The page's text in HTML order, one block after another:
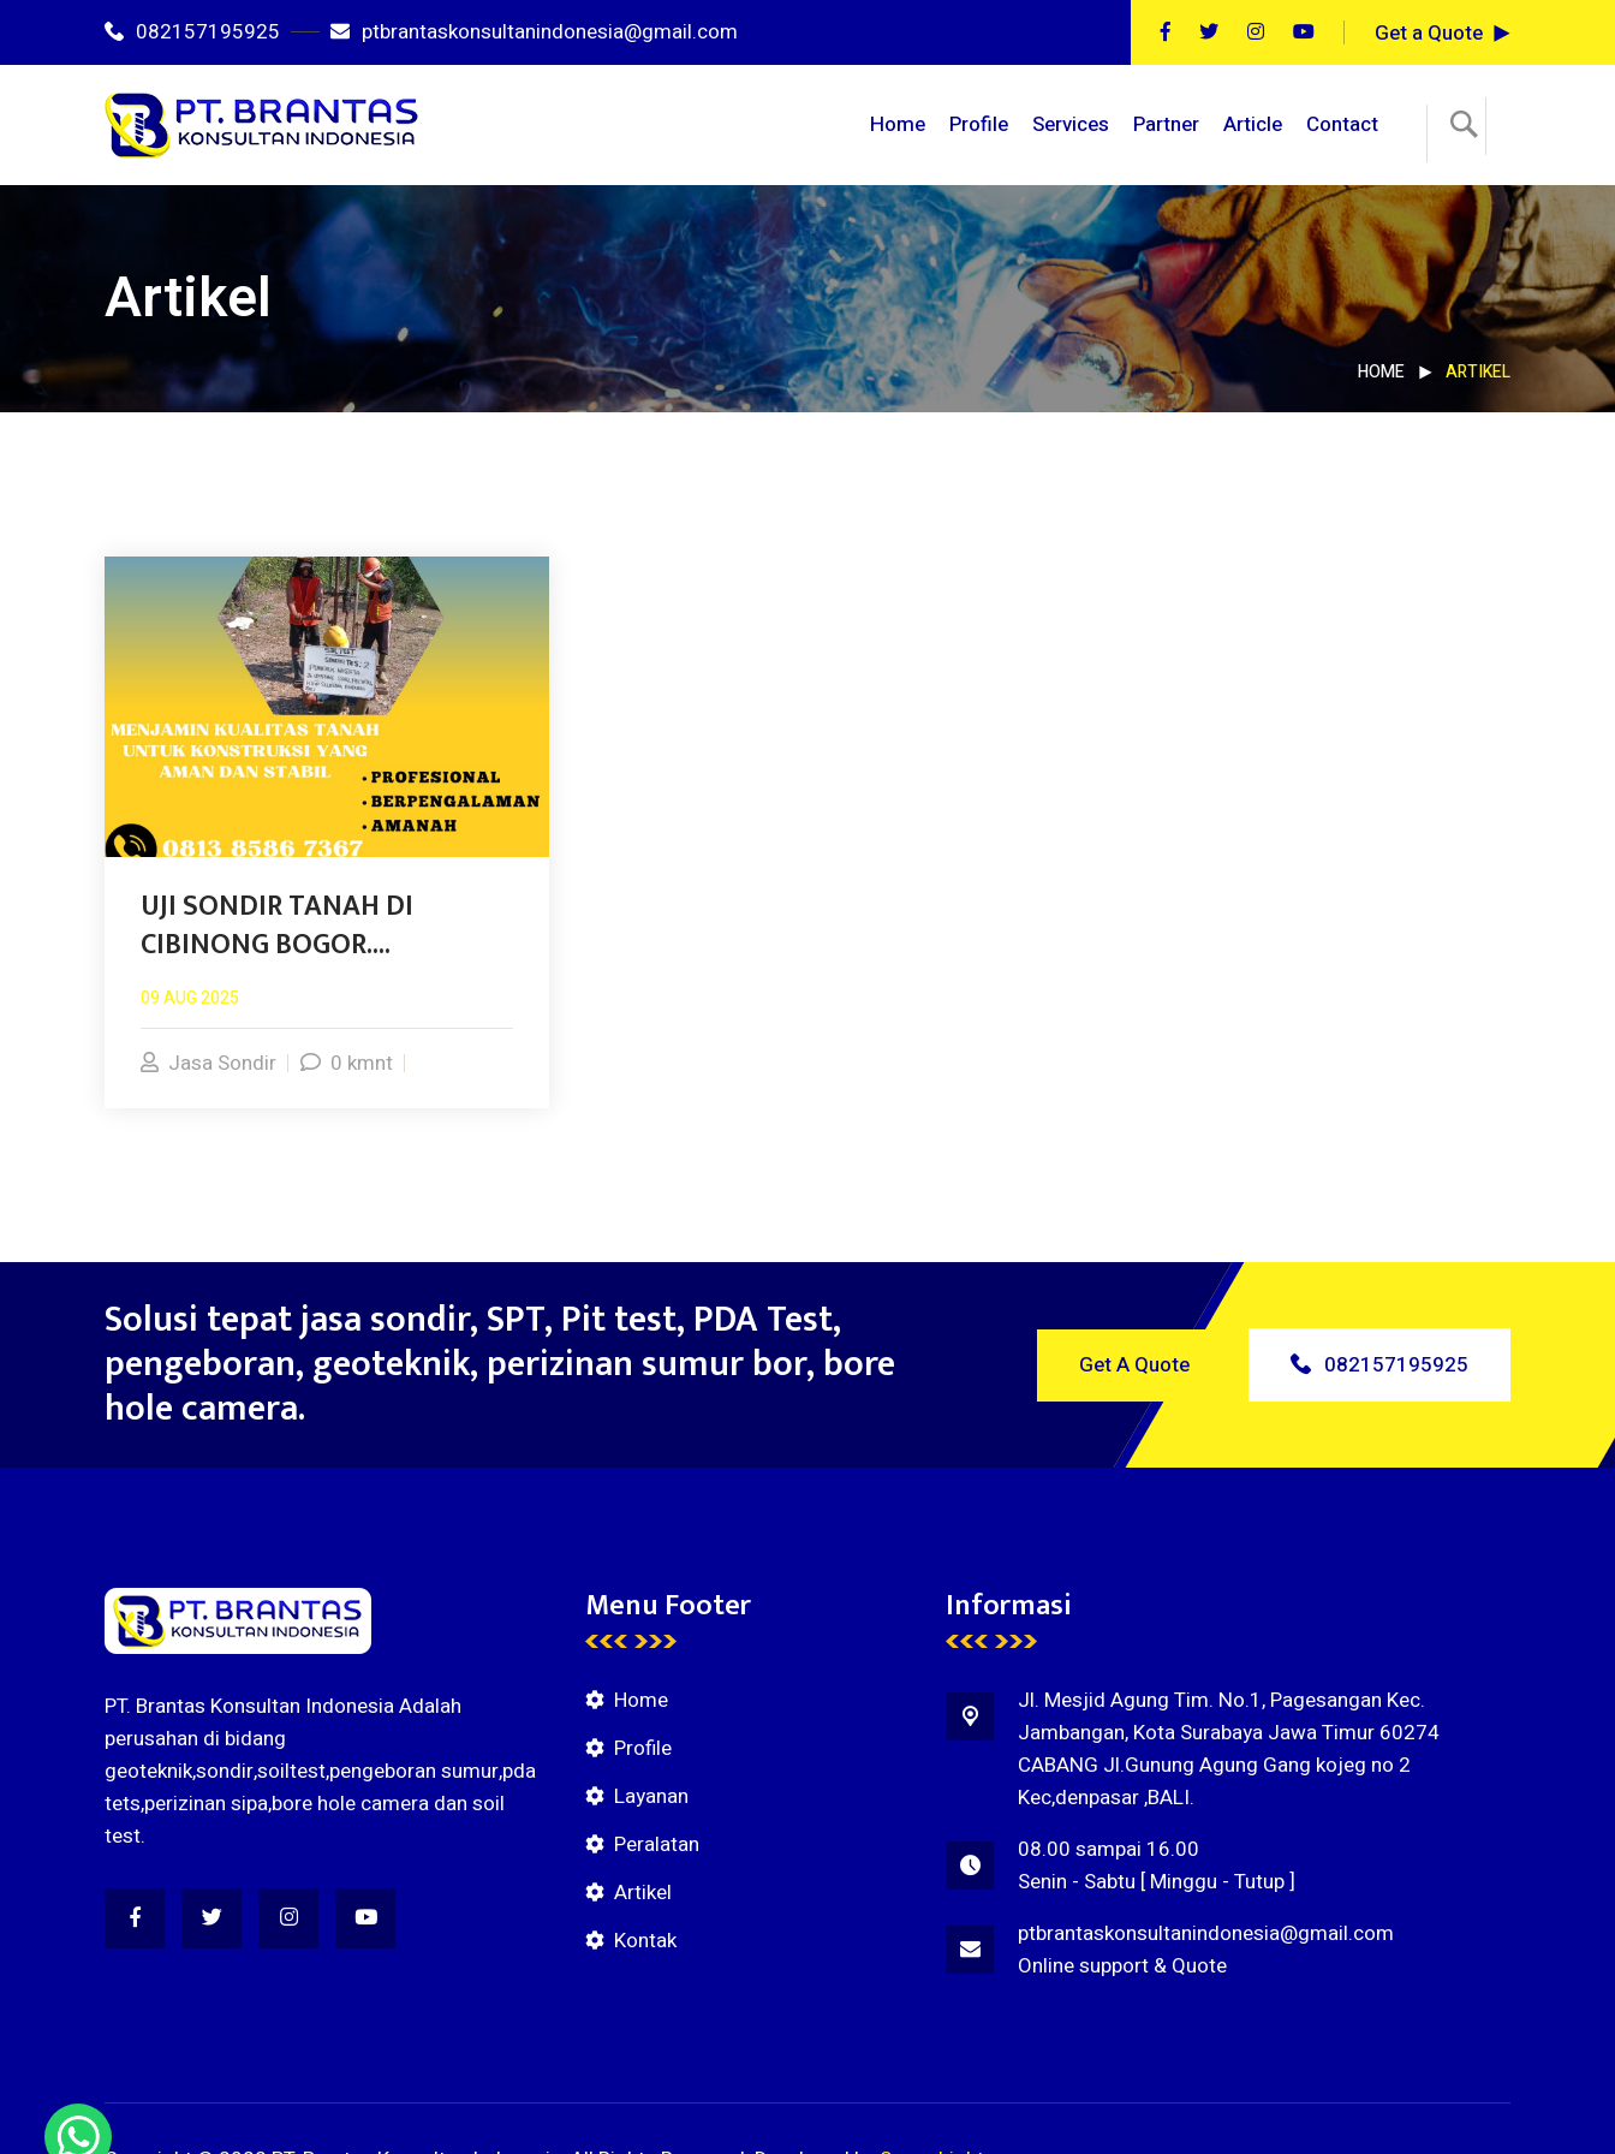
082157195925 ptbrantaskonsultanindonesia@gmail.com Get a Quote
Home Profile Services Partner Article Contact
Artikel
HOME ARTIKEL
UJI SONDIR TANAH DI
CIBINONG BOGOR....
09 AUG 2025
Jasa Sondir 0 kmnt
Solusi tepat jasa sondir, SPT, Pit test, PDA Test,
pengeboran, geoteknik, perizinan sumur bor, bore
hole camera.
Get A Quote 082157195925
PT. Brantas Konsultan Indonesia Adalah
perusahan di bidang
geoteknik,sondir,soiltest,pengeboran sumur,pda
tets,perizinan sipa,bore hole camera dan soil
test.
Menu Footer
Home
Profile
Layanan
Peralatan
Artikel
Kontak
Informasi
Jl. Mesjid Agung Tim. No.1, Pagesangan Kec.
Jambangan, Kota Surabaya Jawa Timur 60274
CABANG Jl.Gunung Agung Gang kojeg no 2
Kec,denpasar ,BALI.
08.00 sampai 16.00
Senin - Sabtu [ Minggu - Tutup ]
ptbrantaskonsultanindonesia@gmail.com
Online support & Quote